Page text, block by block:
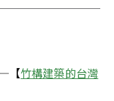
【竹構建築的台灣